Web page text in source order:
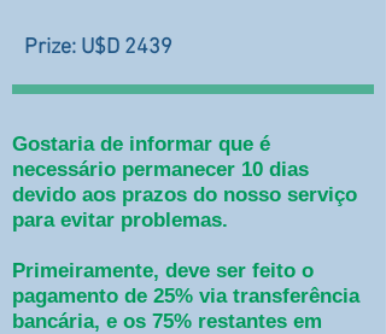
Prize: U$D 2439
Gostaria de informar que é
necessário permanecer 10 dias
devido aos prazos do nosso serviço
para evitar problemas.
Primeiramente, deve ser feito o
pagamento de 25% via transferência
bancária, e os 75% restantes em